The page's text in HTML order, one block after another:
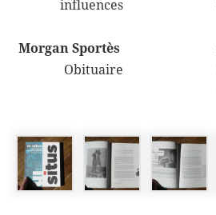
influences
Morgan Sportès
Obituaire